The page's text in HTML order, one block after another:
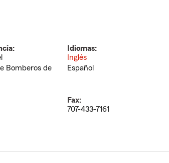
Bomberos de
Idiomas:
Inglés
Español
Fax:
707-433-7161